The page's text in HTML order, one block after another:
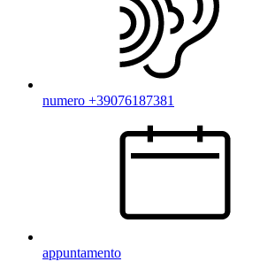
numero +39076187381
appuntamento